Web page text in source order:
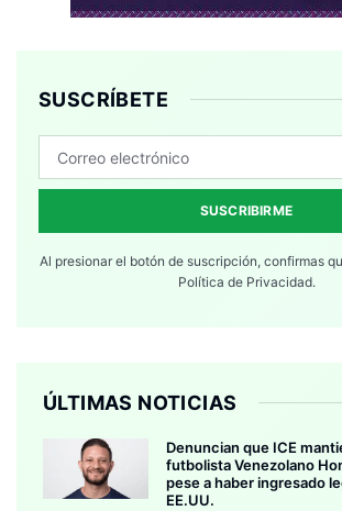
SUSCRÍBETE
SUSCRIBIRME
Al presionar el botón de suscripción, confirmas
Política de Privacidad.
ÚLTIMAS NOTICIAS
Denuncian que ICE
futbolista Venezolano
pese a haber ingresado
EE.UU.